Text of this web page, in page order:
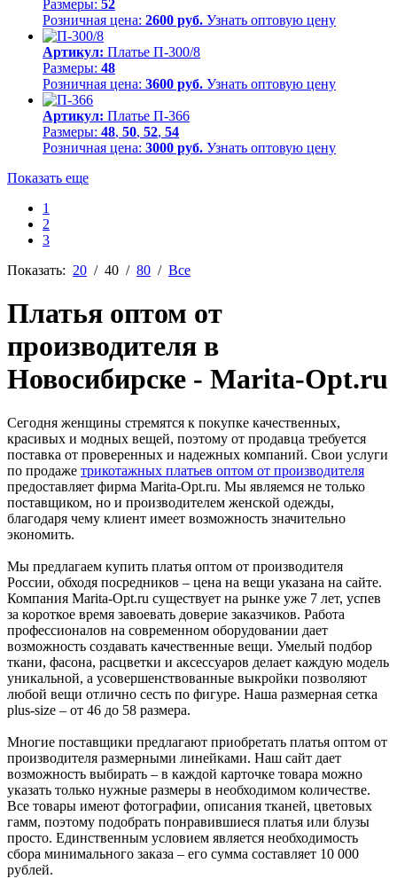
Размеры: 52
Розничная цена: 2600 руб. Узнать оптовую цену
Артикул: Платье П-300/8
Размеры: 48
Розничная цена: 3600 руб. Узнать оптовую цену
Артикул: Платье П-366
Размеры: 48, 50, 52, 54
Розничная цена: 3000 руб. Узнать оптовую цену
Показать еще
1
2
3
Показать: 20 / 40 / 80 / Все
Платья оптом от
производителя в
Новосибирске - Marita-Opt.ru
Сегодня женщины стремятся к покупке качественных,
красивых и модных вещей, поэтому от продавца требуется
поставка от проверенных и надежных компаний. Свои услуги
по продаже трикотажных платьев оптом от производителя
предоставляет фирма Marita-Opt.ru. Мы являемся не только
поставщиком, но и производителем женской одежды,
благодаря чему клиент имеет возможность значительно
экономить.
Мы предлагаем купить платья оптом от производителя
России, обходя посредников – цена на вещи указана на сайте.
Компания Marita-Opt.ru существует на рынке уже 7 лет, успев
за короткое время завоевать доверие заказчиков. Работа
профессионалов на современном оборудовании дает
возможность создавать качественные вещи. Умелый подбор
ткани, фасона, расцветки и аксессуаров делает каждую модель
уникальной, а усовершенствованные выкройки позволяют
любой вещи отлично сесть по фигуре. Наша размерная сетка
plus-size – от 46 до 58 размера.
Многие поставщики предлагают приобретать платья оптом от
производителя размерными линейками. Наш сайт дает
возможность выбирать – в каждой карточке товара можно
указать только нужные размеры в необходимом количестве.
Все товары имеют фотографии, описания тканей, цветовых
гамм, поэтому подобрать понравившиеся платья или блузы
просто. Единственным условием является необходимость
сбора минимального заказа – его сумма составляет 10 000
рублей.